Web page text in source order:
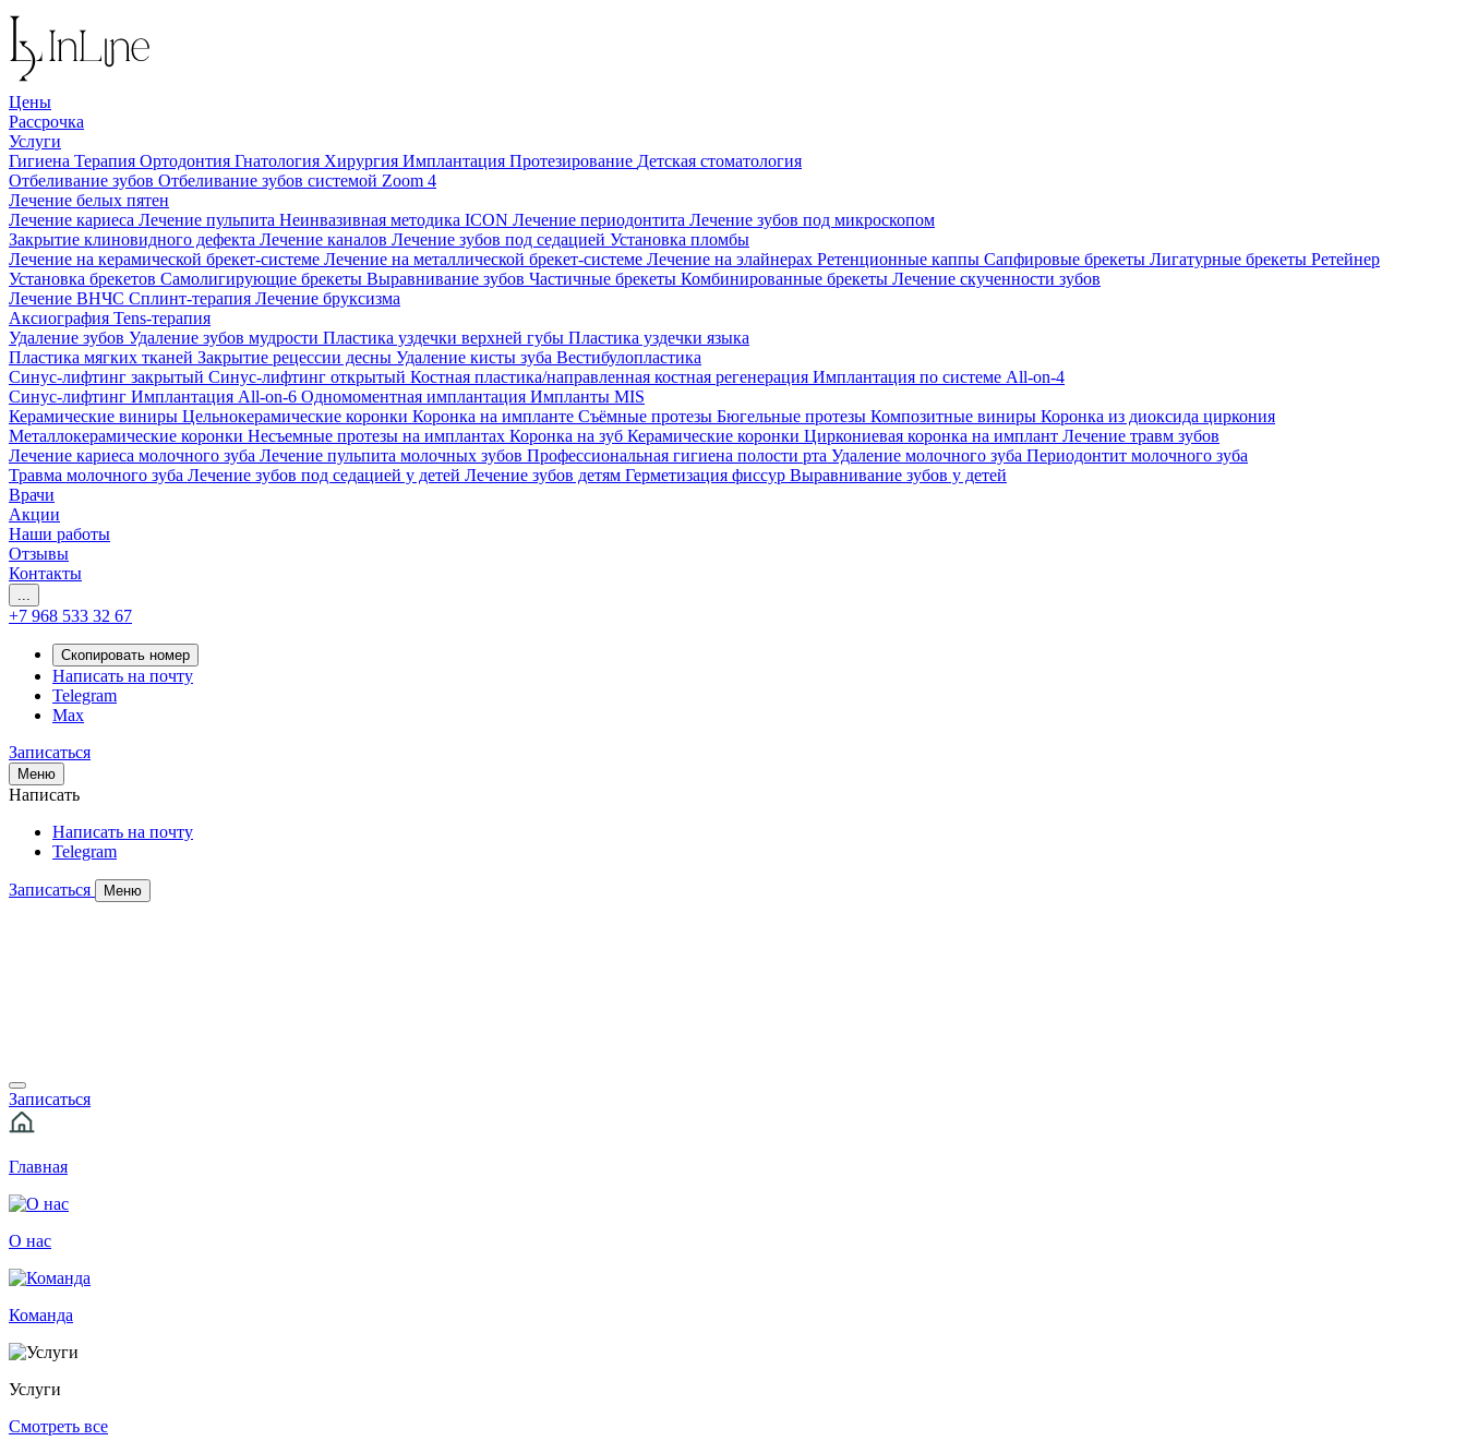
Цены
Рассрочка
Услуги
Гигиена Терапия Ортодонтия Гнатология Хирургия Имплантация Протезирование Детская стоматология
Отбеливание зубов Отбеливание зубов системой Zoom 4
Лечение белых пятен
Лечение кариеса Лечение пульпита Неинвазивная методика ICON Лечение периодонтита Лечение зубов под микроскопом
Закрытие клиновидного дефекта Лечение каналов Лечение зубов под седацией Установка пломбы
Лечение на керамической брекет-системе Лечение на металлической брекет-системе Лечение на элайнерах Ретенционные каппы Сапфировые брекеты Лигатурные брекеты Ретейнер
Установка брекетов Самолигирующие брекеты Выравнивание зубов Частичные брекеты Комбинированные брекеты Лечение скученности зубов
Лечение ВНЧС Сплинт-терапия Лечение бруксизма
Аксиография Tens-терапия
Удаление зубов Удаление зубов мудрости Пластика уздечки верхней губы Пластика уздечки языка
Пластика мягких тканей Закрытие рецессии десны Удаление кисты зуба Вестибулопластика
Синус-лифтинг закрытый Синус-лифтинг открытый Костная пластика/направленная костная регенерация Имплантация по системе All-on-4
Синус-лифтинг Имплантация All-on-6 Одномоментная имплантация Импланты MIS
Керамические виниры Цельнокерамические коронки Коронка на импланте Съёмные протезы Бюгельные протезы Композитные виниры Коронка из диоксида циркония
Металлокерамические коронки Несъемные протезы на имплантах Коронка на зуб Керамические коронки Циркониевая коронка на имплант Лечение травм зубов
Лечение кариеса молочного зуба Лечение пульпита молочных зубов Профессиональная гигиена полости рта Удаление молочного зуба Периодонтит молочного зуба
Травма молочного зуба Лечение зубов под седацией у детей Лечение зубов детям Герметизация фиссур Выравнивание зубов у детей
Врачи
Акции
Наши работы
Отзывы
Контакты
...
+7 968 533 32 67
Скопировать номер
Написать на почту
Telegram
Max
Записаться
Меню
Написать
Написать на почту
Telegram
Записаться Меню
Записаться
Главная
О нас
Команда
Услуги
Смотреть все